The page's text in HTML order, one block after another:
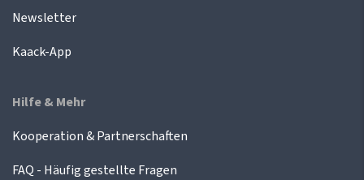
Newsletter
Kaack-App
Hilfe & Mehr
Kooperation & Partnerschaften
FAQ - Häufig gestellte Fragen